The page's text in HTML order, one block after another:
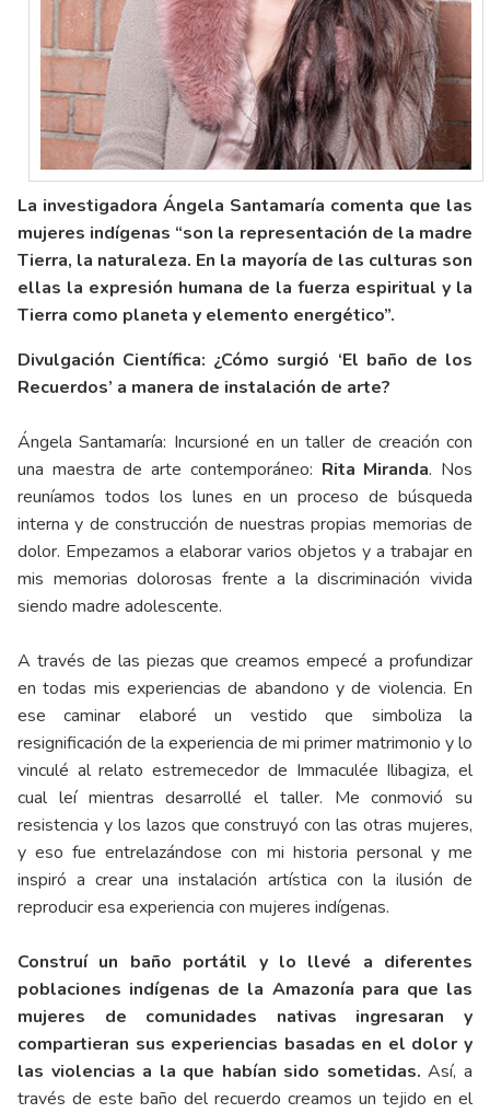
La investigadora Ángela Santamaría comenta que las
mujeres indígenas “son la representación de la madre
Tierra, la naturaleza. En la mayoría de las culturas son
ellas la expresión humana de la fuerza espiritual y la
Tierra como planeta y elemento energético”.
Divulgación Científica: ¿Cómo surgió ‘El baño de los
Recuerdos’ a manera de instalación de arte?
Ángela Santamaría: Incursioné en un taller de creación con
una maestra de arte contemporáneo: Rita Miranda. Nos
reuníamos todos los lunes en un proceso de búsqueda
interna y de construcción de nuestras propias memorias de
dolor. Empezamos a elaborar varios objetos y a trabajar en
mis memorias dolorosas frente a la discriminación vivida
siendo madre adolescente.
A través de las piezas que creamos empecé a profundizar
en todas mis experiencias de abandono y de violencia. En
ese caminar elaboré un vestido que simboliza la
resignificación de la experiencia de mi primer matrimonio y lo
vinculé al relato estremecedor de Immaculée Ilibagiza, el
cual leí mientras desarrollé el taller. Me conmovió su
resistencia y los lazos que construyó con las otras mujeres,
y eso fue entrelazándose con mi historia personal y me
inspiró a crear una instalación artística con la ilusión de
reproducir esa experiencia con mujeres indígenas.
Construí un baño portátil y lo llevé a diferentes
poblaciones indígenas de la Amazonía para que las
mujeres de comunidades nativas ingresaran y
compartieran sus experiencias basadas en el dolor y
las violencias a la que habían sido sometidas. Así, a
través de este baño del recuerdo creamos un tejido en el